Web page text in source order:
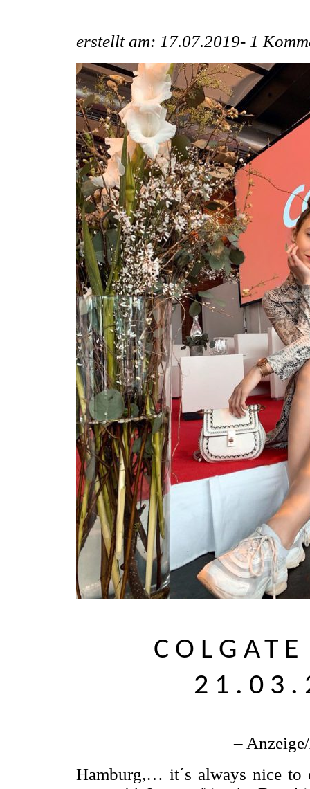
erstellt am: 17.07.2019- 1
–
Hamburg,… it´s always nice to